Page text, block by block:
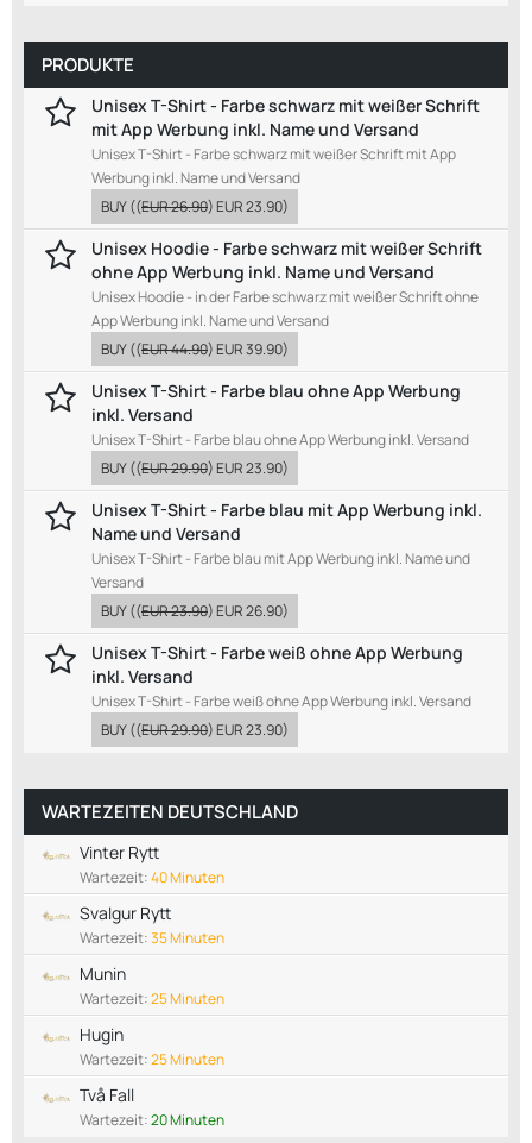
PRODUKTE
Unisex T-Shirt - Farbe schwarz mit weißer Schrift
mit App Werbung inkl. Name und Versand
Unisex T-Shirt - Farbe schwarz mit weißer Schrift mit App
Werbung inkl. Name und Versand
BUY((EUR 26.90)EUR 23.90)
Unisex Hoodie - Farbe schwarz mit weißer Schrift
ohne App Werbung inkl. Name und Versand
Unisex Hoodie - in der Farbe schwarz mit weißer Schrift ohne
App Werbung inkl. Name und Versand
BUY((EUR 44.90)EUR 39.90)
Unisex T-Shirt - Farbe blau ohne App Werbung
inkl. Versand
Unisex T-Shirt - Farbe blau ohne App Werbung inkl. Versand
BUY((EUR 29.90)EUR 23.90)
Unisex T-Shirt - Farbe blau mit App Werbung inkl.
Name und Versand
Unisex T-Shirt - Farbe blau mit App Werbung inkl. Name und
Versand
BUY((EUR 23.90)EUR 26.90)
Unisex T-Shirt - Farbe weiß ohne App Werbung
inkl. Versand
Unisex T-Shirt - Farbe weiß ohne App Werbung inkl. Versand
BUY((EUR 29.90)EUR 23.90)
WARTEZEITEN DEUTSCHLAND
Vinter Rytt
Wartezeit:40 Minuten
Svalgur Rytt
Wartezeit:35 Minuten
Munin
Wartezeit:25 Minuten
Hugin
Wartezeit:25 Minuten
Två Fall
Wartezeit:20 Minuten